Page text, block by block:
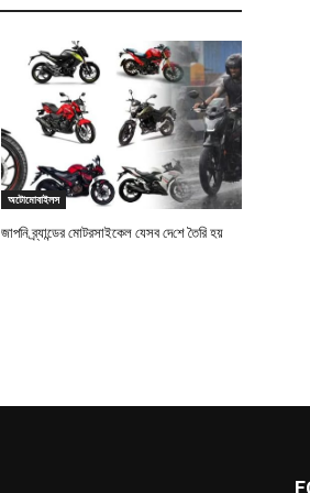
অটোমোবাইলস
জাপ‌নি ব্র্যান্ডের মোটরসাইকেল যেসব দে‌শে তৈ‌রি হয়